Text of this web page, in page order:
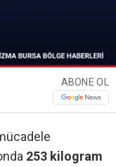
ABONE OL
253 kilogram